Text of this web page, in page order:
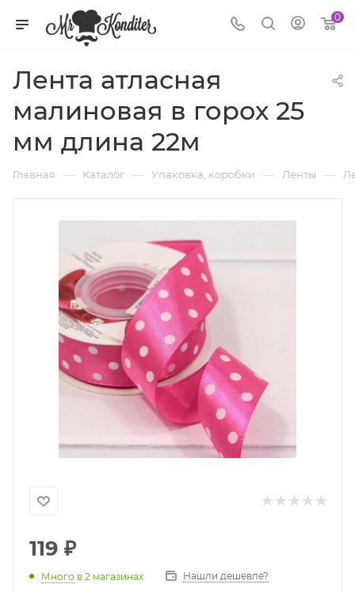
0
Лента атласная
малиновая в горох 25
мм длина 22м
Главная — Каталог — Упаковка, коробки — Ленты —
119 ₽
Много в 2 магазинах Нашли дешевле?